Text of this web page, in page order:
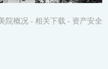
院概况- 相关下载 - 资产安全